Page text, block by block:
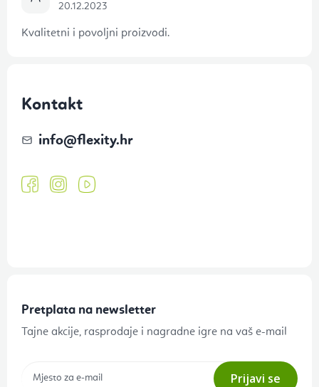
20.12.2023
Kvalitetni i povoljni proizvodi.
Kontakt
info@flexity.hr
Pretplata na newsletter
Tajne akcije, rasprodaje i nagradne igre na vaš e-mail
Prijavi se